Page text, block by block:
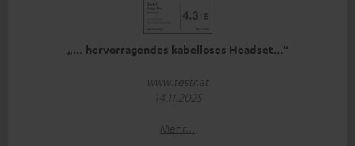
„… hervorragendes kabelloses Headset…“
www.testr.at
14.11.2025
Mehr...